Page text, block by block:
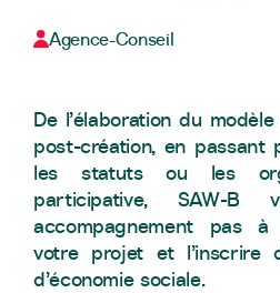
Agence-Conseil
De l’élaboration du
post-création, en passant
les statuts ou les
participative, SAW-B
accompagnement pas
votre projet et l’inscrire
d’économie sociale.